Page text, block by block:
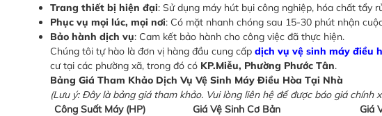
Trang thiết bị hiện đại: Sử dụng máy hút bụi công nghiệp, hóa chất tẩy
Phục vụ mọi lúc, mọi nơi: Có mặt nhanh chóng sau 15-30 phút nhận
Bảo hành dịch vụ: Cam kết bảo hành cho công việc đã thực hiện.
Chúng tôi tự hào là đơn vị hàng đầu cung cấp dịch vụ vệ sinh máy điều
cư tại các phường xã, trong đó có KP.Miễu, Phường Phước Tân.
Bảng Giá Tham Khảo Dịch Vụ Vệ Sinh Máy Điều Hòa Tại Nhà
(Lưu ý: Đây là bảng giá tham khảo. Vui lòng liên hệ để được báo giá chính
Công Suất Máy (HP)
Giá Vệ Sinh Cơ Bản
Giá